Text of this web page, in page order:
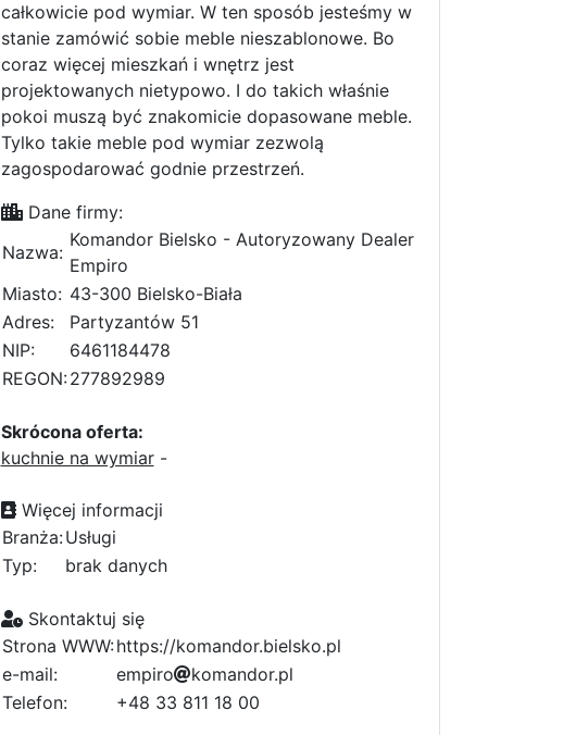
całkowicie pod wymiar. W ten sposób jesteśmy w
stanie zamówić sobie meble nieszablonowe. Bo
coraz więcej mieszkań i wnętrz jest
projektowanych nietypowo. I do takich właśnie
pokoi muszą być znakomicie dopasowane meble.
Tylko takie meble pod wymiar zezwolą
zagospodarować godnie przestrzeń.
Dane firmy:
Nazwa:
Komandor Bielsko - Autoryzowany Dealer
Empiro
Miasto: 43-300 Bielsko-Biała
Adres:
Partyzantów 51
NIP:
6461184478
REGON:277892989
Skrócona oferta:
kuchnie na wymiar-
Więcej informacji
Branża:Usługi
Typ:
brak danych
Skontaktuj się
Strona WWW:https://komandor.bielsko.pl
e-mail:
e1
6
m7
pi5
2
ro e
kom2
and7
7
or.pl
Telefon:
+48 33 811 18 00